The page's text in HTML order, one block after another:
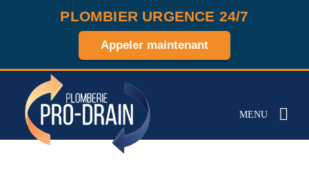
PLOMBIER URGENCE 24/7
Appeler maintenant
MENU